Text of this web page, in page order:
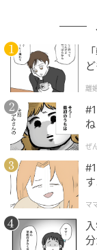
ブログ：にちゃん（
前の話
離
ぜ
マ